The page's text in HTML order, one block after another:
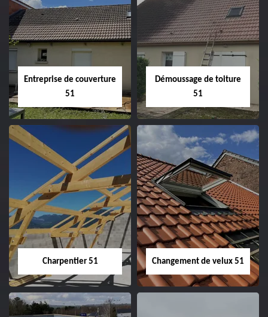
Entreprise de couverture
51
Entreprise de
couverture 51
Démoussage de toiture
51
Démoussage de
toiture 51
Charpentier 51 Changement de velux 51